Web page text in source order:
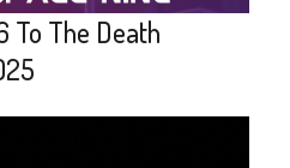
To The Death